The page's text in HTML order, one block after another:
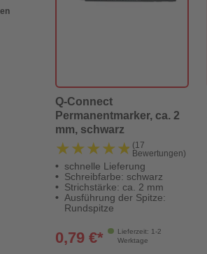
Q-Connect
Permanentmarker, ca. 2
mm, schwarz
★★★★★
★★★★★ (17
Bewertungen)
schnelle Lieferung
Schreibfarbe: schwarz
Strichstärke: ca. 2 mm
Ausführung der Spitze:
Rundspitze
Lieferzeit: 1-2
Werktage
0,79 €*